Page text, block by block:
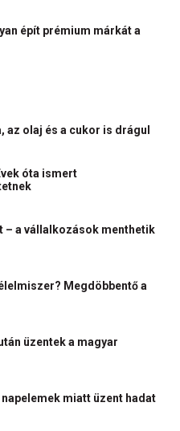
épít prémium márkát a
az olaj és a cukor is drágul
óta ismert
– a vállalkozások menthetik
Megdöbbentő a
üzentek a magyar
miatt üzent hadat